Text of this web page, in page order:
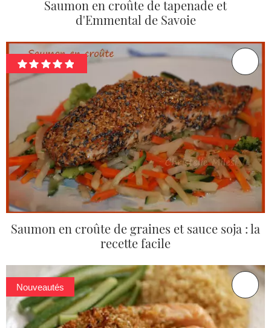
Saumon en croûte de tapenade et
d'Emmental de Savoie
Saumon en croûte de graines et sauce soja : la
recette facile
Nouveautés